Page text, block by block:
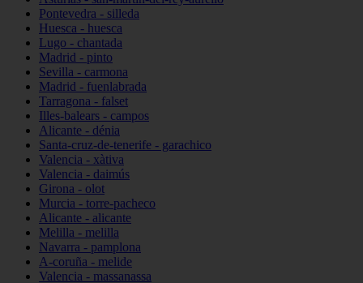
Pontevedra - silleda
Huesca - huesca
Lugo - chantada
Madrid - pinto
Sevilla - carmona
Madrid - fuenlabrada
Tarragona - falset
Illes-balears - campos
Alicante - dénia
Santa-cruz-de-tenerife - garachico
Valencia - xàtiva
Valencia - daimús
Girona - olot
Murcia - torre-pacheco
Alicante - alicante
Melilla - melilla
Navarra - pamplona
A-coruña - melide
Valencia - massanassa